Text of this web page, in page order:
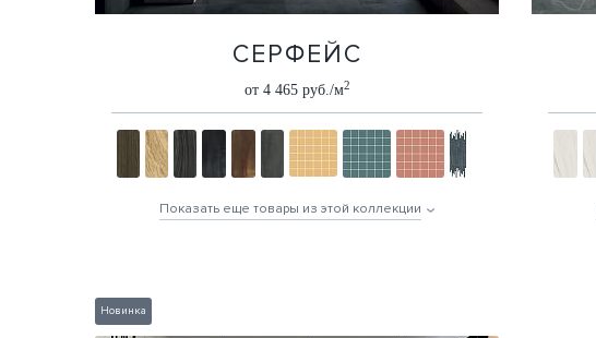
СЕРФЕЙС
от 4 465 руб./м2
Показать еще товары из этой коллекции
Новинка